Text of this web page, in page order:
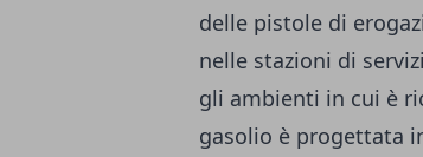
delle pistole di
nelle stazioni di
gli ambienti in cui è
gasolio è progettata